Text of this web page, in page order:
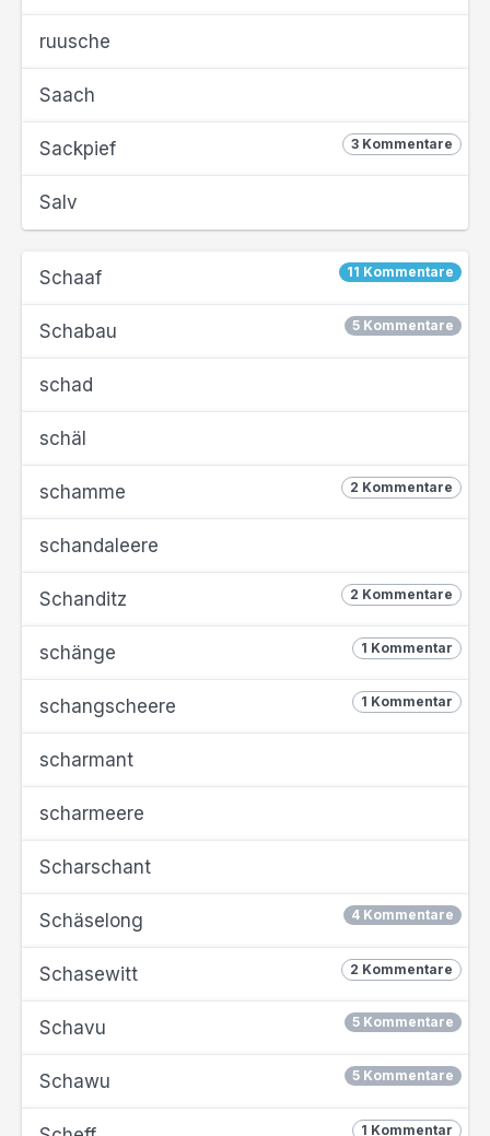
ruusche
Saach
3 Kommentare
Sackpief
Salv
11 Kommentare
Schaaf
5 Kommentare
Schabau
schad
schäl
2 Kommentare
schamme
schandaleere
2 Kommentare
Schanditz
1 Kommentar
schänge
1 Kommentar
schangscheere
scharmant
scharmeere
Scharschant
4 Kommentare
Schäselong
2 Kommentare
Schasewitt
5 Kommentare
Schavu
5 Kommentare
Schawu
1 Kommentar